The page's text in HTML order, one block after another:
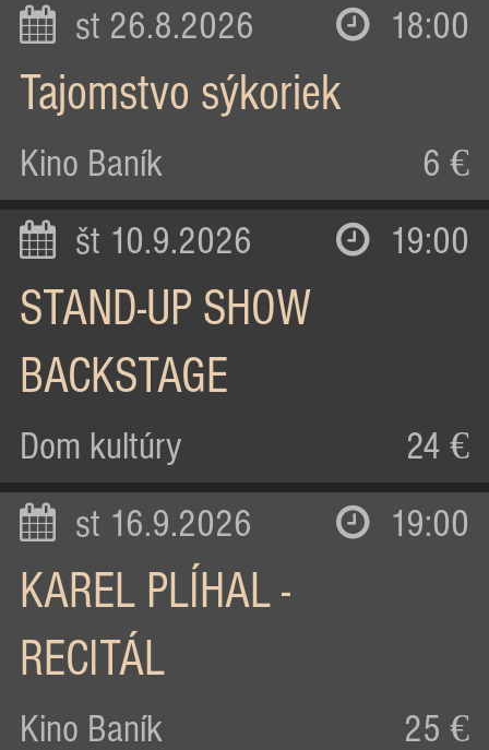
st 26.8.2026 18:00
Tajomstvo sýkoriek
Kino Baník 6 €
št 10.9.2026 19:00
STAND-UP SHOW
BACKSTAGE
Dom kultúry 24 €
st 16.9.2026 19:00
KAREL PLÍHAL -
RECITÁL
Kino Baník 25 €